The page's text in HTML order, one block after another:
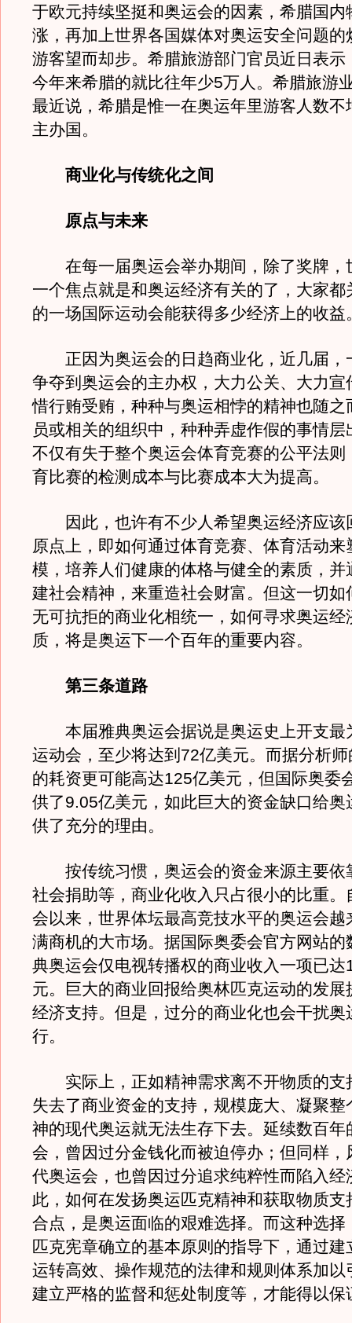
于欧元持续坚挺和奥运会的因素，希腊国内
涨，再加上世界各国媒体对奥运安全问题的
游客望而却步。希腊旅游部门官员近日表示
今年来希腊的就比往年少5万人。希腊旅游
最近说，希腊是惟一在奥运年里游客人数不
主办国。
商业化与传统化之间
原点与未来
在每一届奥运会举办期间，除了奖牌，
一个焦点就是和奥运经济有关的了，大家都
的一场国际运动会能获得多少经济上的收益
正因为奥运会的日趋商业化，近几届，
争夺到奥运会的主办权，大力公关、大力宣
惜行贿受贿，种种与奥运相悖的精神也随之
员或相关的组织中，种种弄虚作假的事情层
不仅有失于整个奥运会体育竞赛的公平法则
育比赛的检测成本与比赛成本大为提高。
因此，也许有不少人希望奥运经济应该
原点上，即如何通过体育竞赛、体育活动来
模，培养人们健康的体格与健全的素质，并
建社会精神，来重造社会财富。但这一切如
无可抗拒的商业化相统一，如何寻求奥运经
质，将是奥运下一个百年的重要内容。
第三条道路
本届雅典奥运会据说是奥运史上开支最
运动会，至少将达到72亿美元。而据分析
的耗资更可能高达125亿美元，但国际奥委
供了9.05亿美元，如此巨大的资金缺口给奥
供了充分的理由。
按传统习惯，奥运会的资金来源主要依
社会捐助等，商业化收入只占很小的比重。
会以来，世界体坛最高竞技水平的奥运会越
满商机的大市场。据国际奥委会官方网站的
典奥运会仅电视转播权的商业收入一项已达
元。巨大的商业回报给奥林匹克运动的发展
经济支持。但是，过分的商业化也会干扰奥
行。
实际上，正如精神需求离不开物质的支
失去了商业资金的支持，规模庞大、凝聚整
神的现代奥运就无法生存下去。延续数百年
会，曾因过分金钱化而被迫停办；但同样，
代奥运会，也曾因过分追求纯粹性而陷入经
此，如何在发扬奥运匹克精神和获取物质支
合点，是奥运面临的艰难选择。而这种选择
匹克宪章确立的基本原则的指导下，通过建
运转高效、操作规范的法律和规则体系加以
建立严格的监督和惩处制度等，才能得以保